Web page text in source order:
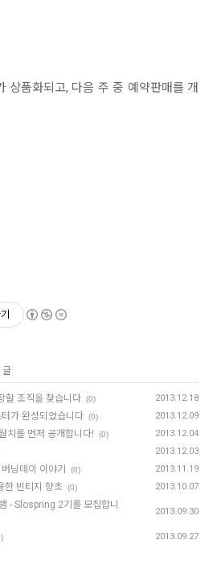
상품화되고, 다음 주 중 예약판매를 개
글
할 조직을 찾습니다 (0) 2013.12.18
가 완성되었습니다 (0) 2013.12.09
치를 먼저 공개합니다! (0) 2013.12.04
2013.12.03
닝데이 이야기 (0) 2013.11.19
한 빈티지 향초 (0) 2013.10.07
- Slospring 2기를 모집합니
2013.09.30
2013.09.27